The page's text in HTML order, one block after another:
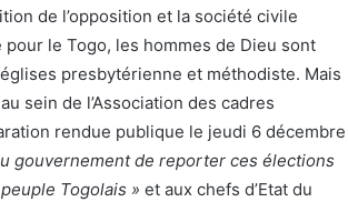
de l’opposition et la société civile
le Togo, les hommes de Dieu sont
presbytérienne et méthodiste. Mais
sein de l’Association des cadres
rendue publique le jeudi 6 décembre
gouvernement de reporter ces élections
Togolais » et aux chefs d’Etat du